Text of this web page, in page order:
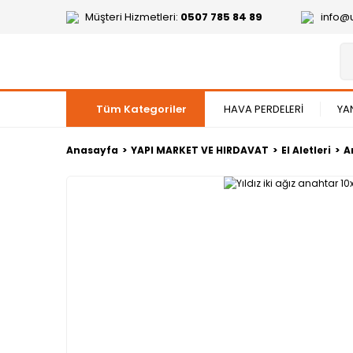
Müşteri Hizmetleri: 0507 785 84 89
Tüm Kategoriler HAVA PERDELERİ
Anasayfa YAPI MARKET VE HIRDAVAT El Aletleri